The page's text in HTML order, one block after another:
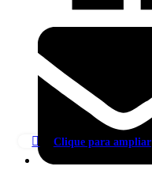
Clique para ampliar